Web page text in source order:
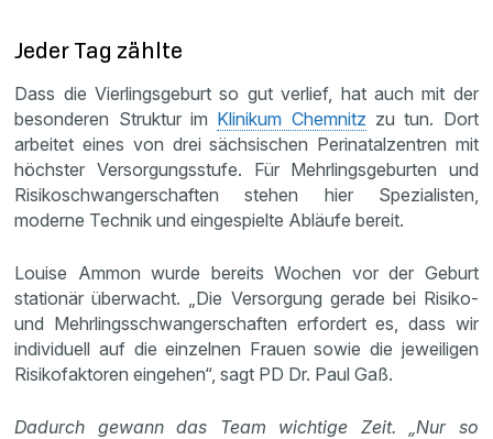
Jeder Tag zählte
Dass die Vierlingsgeburt so gut verlief, hat auch mit der
besonderen Struktur im Klinikum Chemnitz zu tun. Dort
arbeitet eines von drei sächsischen Perinatalzentren mit
höchster Versorgungsstufe. Für Mehrlingsgeburten und
Risikoschwangerschaften stehen hier Spezialisten,
moderne Technik und eingespielte Abläufe bereit.
Louise Ammon wurde bereits Wochen vor der Geburt
stationär überwacht. „Die Versorgung gerade bei Risiko-
und Mehrlingsschwangerschaften erfordert es, dass wir
individuell auf die einzelnen Frauen sowie die jeweiligen
Risikofaktoren eingehen“, sagt PD Dr. Paul Gaß.
Dadurch gewann das Team wichtige Zeit. „Nur so